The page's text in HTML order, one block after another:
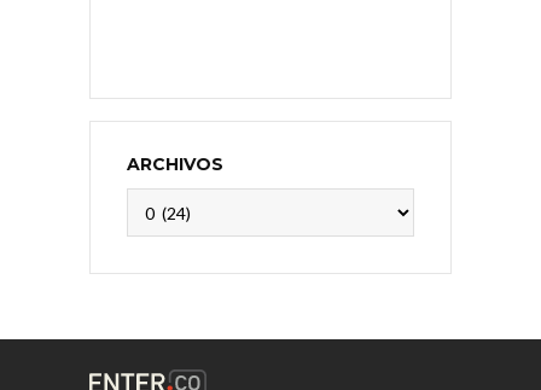
ARCHIVOS